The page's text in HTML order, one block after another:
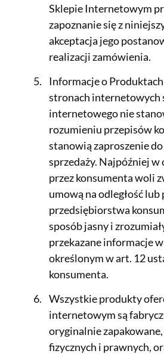
Sklepie Internetowym
zapoznanie się z
akceptacja jego
realizacji zamówienia.
Informacje o
stronach internetowych
internetowego nie
rozumieniu przepisów
stanowią zaproszenie
sprzedaży. Najpóźniej
przez konsumenta woli
umową na odległość lub
przedsiębiorstwa
sposób jasny i
przekazane informacje
określonym w art. 12
konsumenta.
Wszystkie produkty
internetowym są
oryginalnie
fizycznych i prawnych,